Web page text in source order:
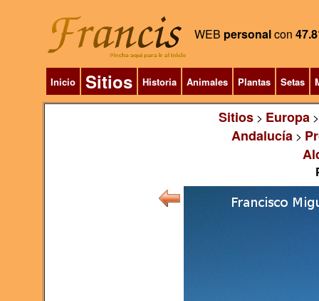
WEB personalcon
Inicio Sitios Historia Animales Plantas Setas
Sitios> Europa
Andalucía>